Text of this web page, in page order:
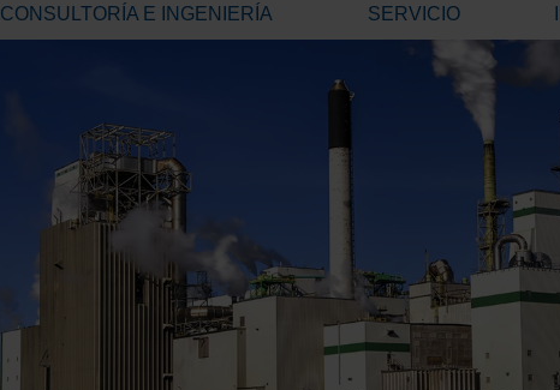
CONSULTORÍA E INGENIERÍA SERVICIO